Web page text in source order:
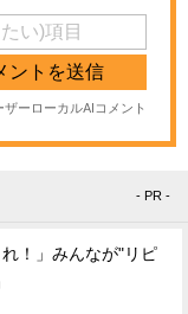
- PR -
れ！」みんなが"リピ